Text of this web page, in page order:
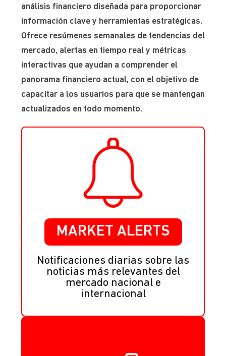
análisis financiero diseñada para proporcionar
información clave y herramientas estratégicas.
Ofrece resúmenes semanales de tendencias del
mercado, alertas en tiempo real y métricas
interactivas que ayudan a comprender el
panorama financiero actual, con el objetivo de
capacitar a los usuarios para que se mantengan
actualizados en todo momento.
MARKET ALERTS
Notificaciones diarias sobre las
noticias más relevantes del
mercado nacional e
internacional